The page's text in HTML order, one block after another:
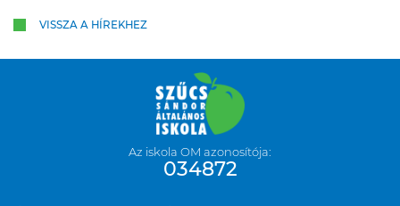
VISSZA A HÍREKHEZ
Az iskola OM azonosítója:
034872